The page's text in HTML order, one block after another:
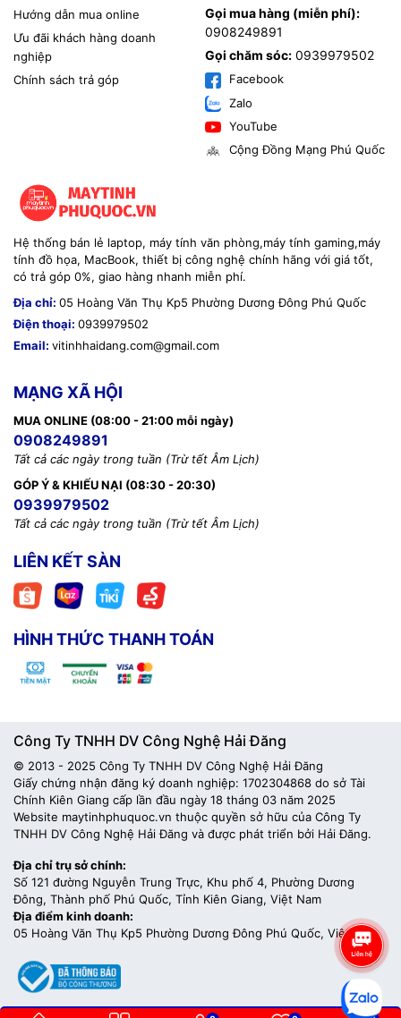
Hướng dẫn mua online
Ưu đãi khách hàng doanh
nghiệp
Chính sách trả góp
Gọi mua hàng (miễn phí):
0908249891
Gọi chăm sóc: 0939979502
Facebook
Zalo
YouTube
Cộng Đồng Mạng Phú Quốc
Hệ thống bán lẻ laptop, máy tính văn phòng,máy tính gaming,máy
tính đồ họa, MacBook, thiết bị công nghệ chính hãng với giá tốt,
có trả góp 0%, giao hàng nhanh miễn phí.
Địa chỉ: 05 Hoàng Văn Thụ Kp5 Phường Dương Đông Phú Quốc
Điện thoại: 0939979502
Email: vitinhhaidang.com@gmail.com
MẠNG XÃ HỘI
MUA ONLINE (08:00 - 21:00 mỗi ngày)
0908249891
Tất cả các ngày trong tuần (Trừ tết Âm Lịch)
GÓP Ý & KHIẾU NẠI (08:30 - 20:30)
0939979502
Tất cả các ngày trong tuần (Trừ tết Âm Lịch)
LIÊN KẾT SÀN
HÌNH THỨC THANH TOÁN
Công Ty TNHH DV Công Nghệ Hải Đăng
© 2013 - 2025 Công Ty TNHH DV Công Nghệ Hải Đăng
Giấy chứng nhận đăng ký doanh nghiệp: 1702304868 do sở Tài
Chính Kiên Giang cấp lần đầu ngày 18 tháng 03 năm 2025
Website maytinhphuquoc.vn thuộc quyền sở hữu của Công Ty
TNHH DV Công Nghệ Hải Đăng và được phát triển bởi Hải Đăng.
Địa chỉ trụ sở chính:
Số 121 đường Nguyễn Trung Trực, Khu phố 4, Phường Dương
Đông, Thành phố Phú Quốc, Tỉnh Kiên Giang, Việt Nam
Địa điểm kinh doanh:
05 Hoàng Văn Thụ Kp5 Phường Dương Đông Phú Quốc, Việt Nam